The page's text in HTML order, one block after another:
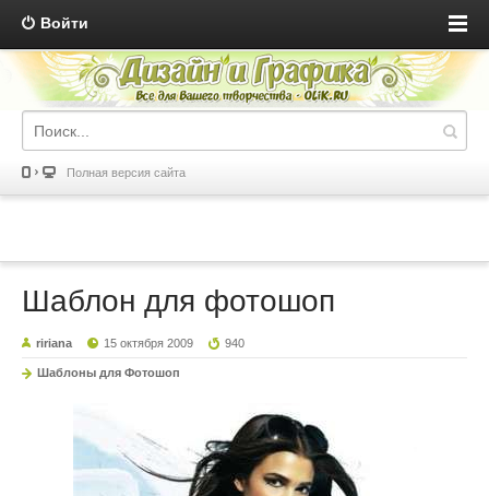
Войти
Полная версия сайта
Шаблон для фотошоп
ririana 15 октября 2009 940
Шаблоны для Фотошоп